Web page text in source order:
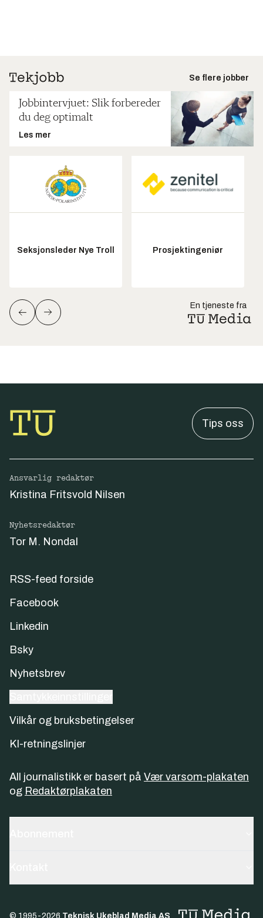
Se flere jobber
Jobbintervjuet: Slik forbereder
du deg optimalt
Les mer
Seksjonsleder Nye Troll Prosjektingeniør
En tjeneste fra
Tips oss
Ansvarlig redaktør
Kristina Fritsvold Nilsen
Nyhetsredaktør
Tor M. Nondal
RSS-feed forside
Facebook
Linkedin
Bsky
Nyhetsbrev
Vilkår og bruksbetingelser
KI-retningslinjer
All journalistikk er basert på Vær varsom-plakaten
og Redaktørplakaten
© 1995-2026 Teknisk Ukeblad Media AS